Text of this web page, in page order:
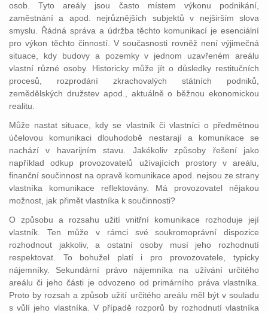
osob. Tyto areály jsou často místem výkonu podnikání,
zaměstnání a apod. nejrůznějších subjektů v nejširším slova
smyslu. Řádná správa a údržba těchto komunikací je esenciální
pro výkon těchto činností. V současnosti rovněž není výjimečná
situace, kdy budovy a pozemky v jednom uzavřeném areálu
vlastní různé osoby. Historicky může jít o důsledky restitučních
procesů, rozprodání zkrachovalých státních podniků,
zemědělských družstev apod., aktuálně o běžnou ekonomickou
realitu.
Může nastat situace, kdy se vlastník či vlastníci o předmětnou
účelovou komunikaci dlouhodobě nestarají a komunikace se
nachází v havarijním stavu. Jakékoliv způsoby řešení jako
například odkup provozovatelů užívajících prostory v areálu,
finanční součinnost na opravě komunikace apod. nejsou ze strany
vlastníka komunikace reflektovány. Má provozovatel nějakou
možnost, jak přimět vlastníka k součinnosti?
O způsobu a rozsahu užití vnitřní komunikace rozhoduje její
vlastník. Ten může v rámci své soukromoprávní dispozice
rozhodnout jakkoliv, a ostatní osoby musí jeho rozhodnutí
respektovat. To bohužel platí i pro provozovatele, typicky
nájemníky. Sekundární právo nájemníka na užívání určitého
areálu či jeho části je odvozeno od primárního práva vlastníka.
Proto by rozsah a způsob užití určitého areálu měl být v souladu
s vůlí jeho vlastníka. V případě rozporů by rozhodnutí vlastníka